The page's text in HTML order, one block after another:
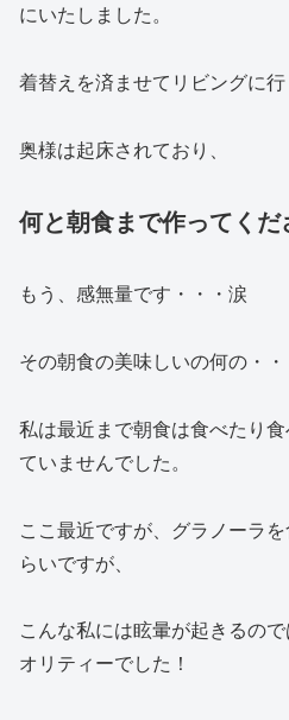
にいたしました。
着替えを済ませてリビングに行
奥様は起床されており、
何と朝食まで作ってくだ
もう、感無量です・・・涙
その朝食の美味しいの何の・・
私は最近まで朝食は食べたり
ていませんでした。
ここ最近ですが、グラノーラ
らいですが、
こんな私には眩暈が起きるの
オリティーでした！